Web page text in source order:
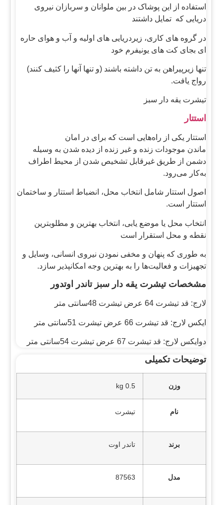
استفاده از این پوشاک در بین ملوانان و سربازان نیروی
دریایی که تمایل داشتند
در گروه های کاری، زیردریایی های اولیه و آب و هوای حاره
ای بجای کت های یونیفرم خود
تنها زیرپیراهن به تن داشته باشند (و تنها آنها را کثیف کنند)
رواج یافت.
تیشرت یقه دار سبز
استتار
استتار یکی از راه‌هایی است که برای در امان
ماندن موجودات زنده و غیر زنده از دیده شدن به وسیله
دشمن از طریق غیرقابل تشخیص شدن از محیط اطراف
به‌کار می‌رود.
اصول استتار شامل انتخاب محل، انضباط استتار و ساختمان
استتار است.
انتخاب محل یا موضع یابی، انتخاب بهترین و مطلوبترین
نقطه و محل استقرار است
به طوری که پنهان و مخفی نمودن نیروی انسانی، وسایل و
تجهیزات و فعالیت‌ها را به بهترین وجه امکانپذیر سازد.
مشخصات تیشرت یقه دار سبز تاندر اوتدور
لارج: قد تیشرت 64 عرض تیشرت 48سانتی متر
ایکس لارج: قد تیشرت 66 عرض تیشرت 51سانتی متر
دوایکس لارج: قد تیشرت 67 عرض تیشرت 54سانتی متر
توضیحات تکمیلی
وزن 0.5 kg
نام تیشرت
برند تاندر اوت
مدل 87563